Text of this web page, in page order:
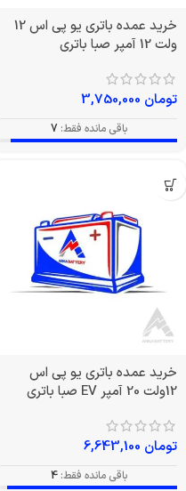
خرید عمده باتری یو پی اس 12
ولت 12 آمپر صبا باتری
تومان
باقی مانده فقط: 7
خرید عمده باتری یو پی اس
12ولت 20 آمپر EV صبا باتری
تومان
باقی مانده فقط: 4